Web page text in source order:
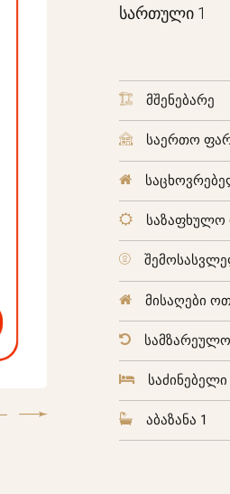
სართული 1
მშენებარე
საერთო
მისაღები
სამზარეულო
საძინებელი
აბაზანა 1